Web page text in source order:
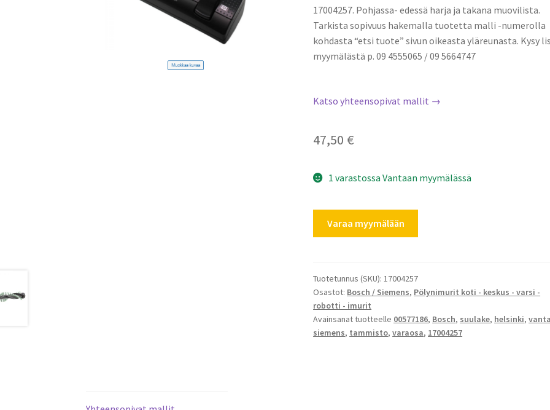
17004257. Pohjassa- edessä harja ja takana muovilista.
Tarkista sopivuus hakemalla tuotetta malli -numerolla
kohdasta “etsi tuote” sivun oikeasta yläreunasta. Kysy
myymälästä p. 09 4555065 / 09 5664747
Katso yhteensopivat mallit →
47,50 €
1 varastossa Vantaan myymälässä
lukituksella
17004257
määrä
Varaa myymälään
Tuotetunnus (SKU):17004257
Osastot: Bosch / Siemens, Pölynimurit koti - keskus - varsi -
robotti - imurit
Avainsanat tuotteelle 00577186, Bosch, suulake, helsinki,
siemens, tammisto,varaosa, 17004257